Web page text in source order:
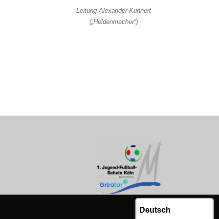
Leitung Alexander Kuhnert
(„Heldenmacher“)